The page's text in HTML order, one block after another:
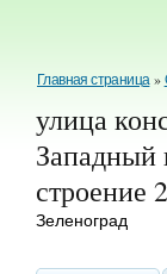
Главная страница »
улица
Западный
строение 2
Зеленоград